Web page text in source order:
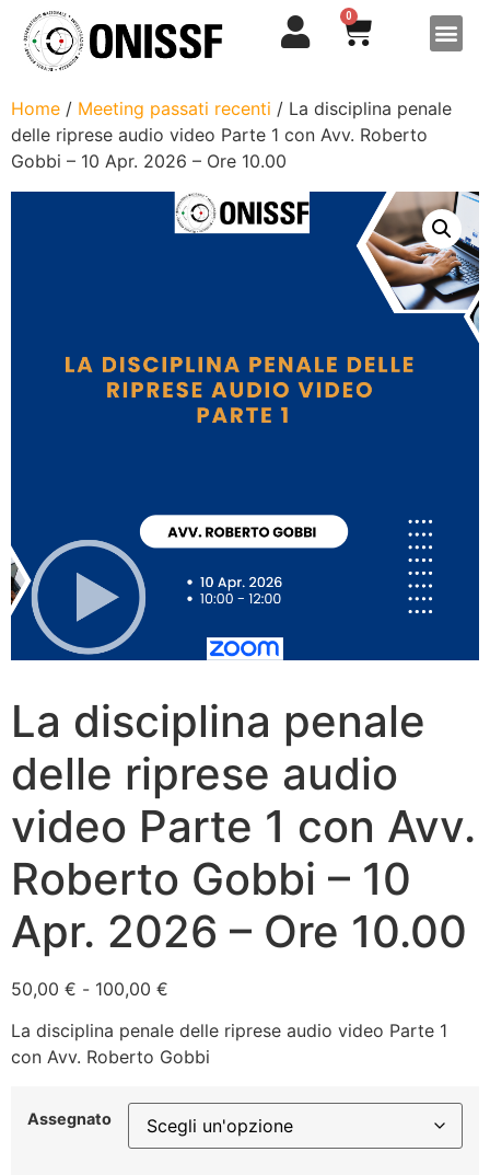
0
Home / Meeting passati recenti / La disciplina penale
delle riprese audio video Parte 1 con Avv. Roberto
Gobbi – 10 Apr. 2026 – Ore 10.00
La disciplina penale
delle riprese audio
video Parte 1 con Avv.
Roberto Gobbi – 10
Apr. 2026 – Ore 10.00
50,00 € - 100,00 €
La disciplina penale delle riprese audio video Parte 1
con Avv. Roberto Gobbi
Assegnato